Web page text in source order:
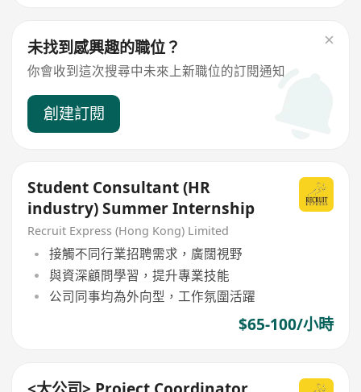
未找到感興趣的職位？
你會收到這次搜尋中未來上新職位的訂閱通知
創建訂閱
Student Consultant (HR
industry) Summer Internship
Recruit Express (Hong Kong) Limited
接觸不同行業招聘需求，廣闊視野
與資深顧問學習，提升專業技能
公司同事均為外向型，工作氛圍活躍
$65-100/小時